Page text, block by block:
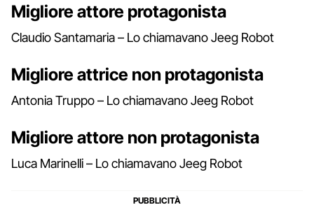
Migliore attore protagonista
Claudio Santamaria – Lo chiamavano Jeeg Robot
Migliore attrice non protagonista
Antonia Truppo – Lo chiamavano Jeeg Robot
Migliore attore non protagonista
Luca Marinelli – Lo chiamavano Jeeg Robot